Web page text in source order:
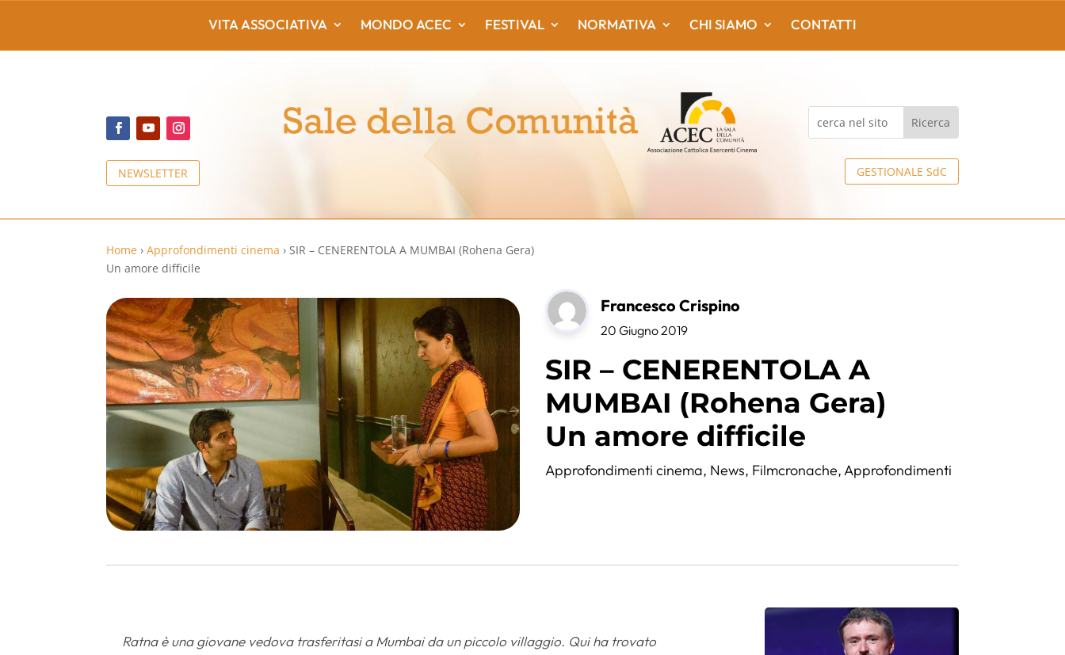
NEWSLETTER GESTIONALE SdC
VITA ASSOCIATIVA MONDO ACEC FESTIVAL NORMATIVA CHI SIAMO CONTATTI
Home › Approfondimenti cinema › SIR – CENERENTOLA A MUMBAI (Rohena Gera)
Un amore difficile
Francesco Crispino
20 Giugno 2019
SIR – CENERENTOLA A
MUMBAI (Rohena Gera)
Un amore difficile
Approfondimenti cinema, News, Filmcronache, Approfondimenti
Ratna è una giovane vedova trasferitasi a Mumbai da un piccolo villaggio. Qui ha trovato